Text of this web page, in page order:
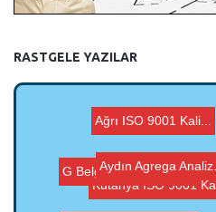
RASTGELE YAZILAR
Kütahya ISO 9001 Ka...
Aydın Agrega Analiz...